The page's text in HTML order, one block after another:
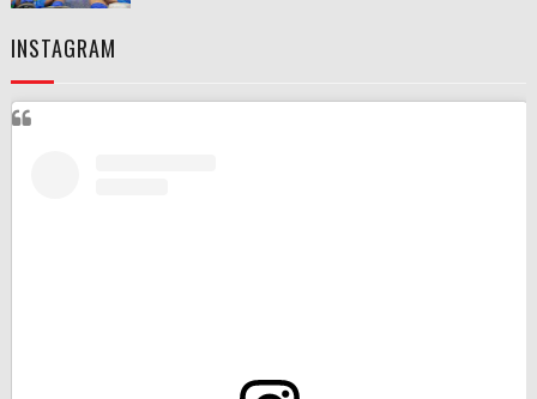
INSTAGRAM